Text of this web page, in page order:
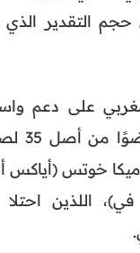
حجم التقدير
على دعم
حيث
ميكا خوتس
اللذين احتلا